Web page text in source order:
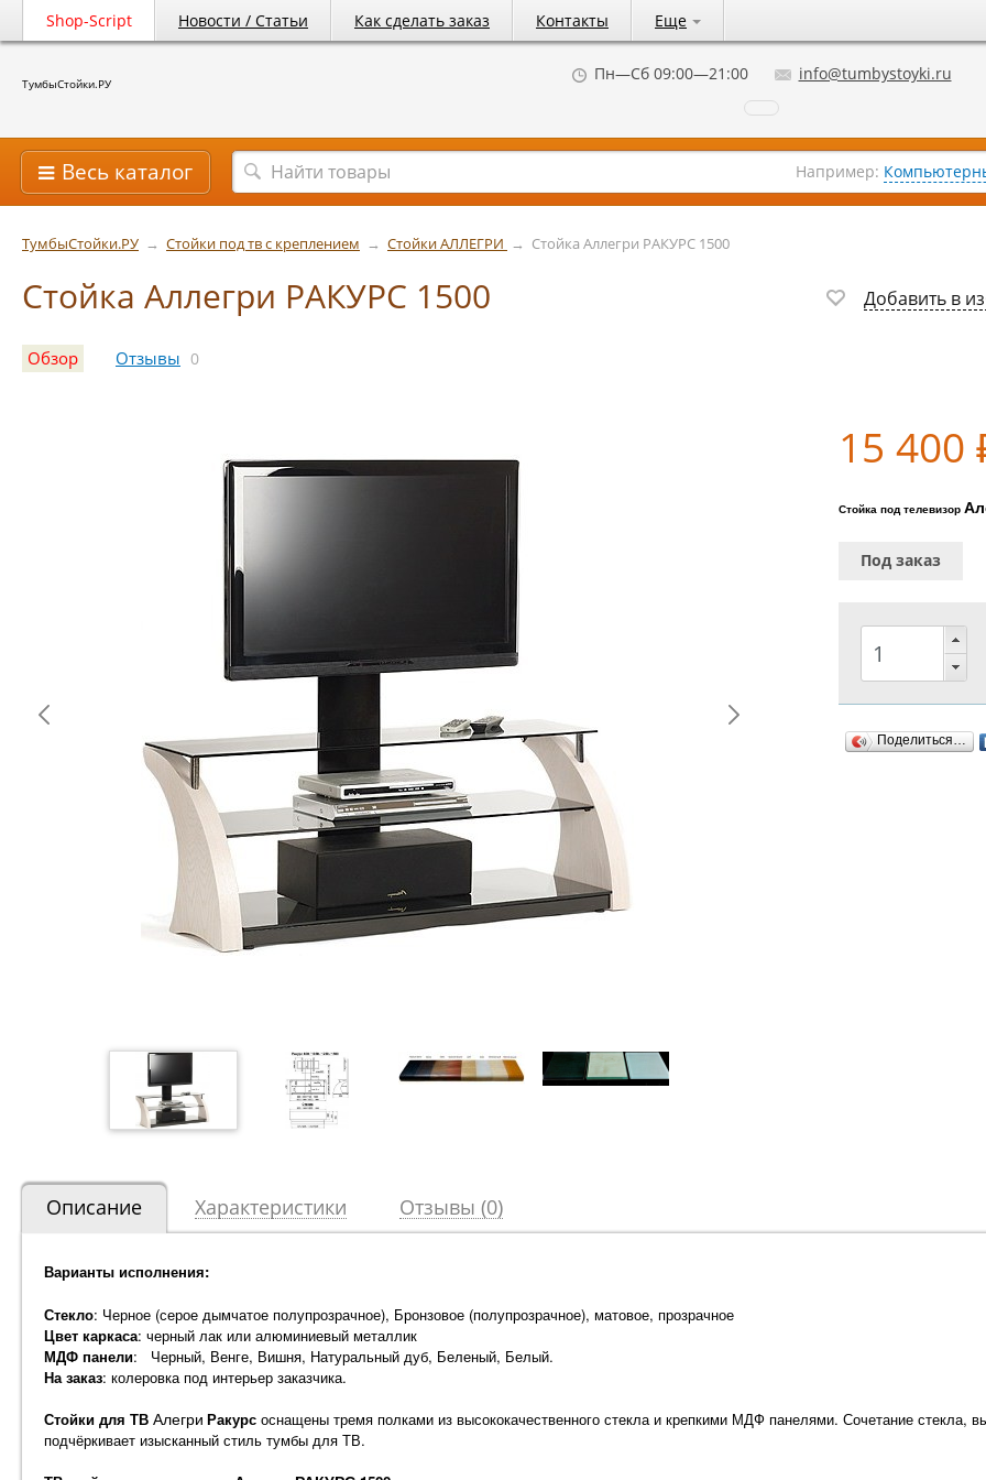
Shop-Script Новости / Статьи Как сделать заказ Контакты Еще
ТумбыСтойки.РУ Пн—Сб 09:00—21:00 info@tumbystoyki.ru
Весь каталог Например:
ТумбыСтойки.РУ → Стойки под тв с креплением → Стойки AЛЛЕГРИ → Стойка Аллегри РАКУРС 1500
Стойка Аллегри РАКУРС 1500 Добавить в
Обзор Отзывы 0
15 400
Стойка под телевизор
Под заказ
Поделиться…
Описание Характеристики Отзывы (0)
Варианты исполнения:
Стекло: Черное (серое дымчатое полупрозрачное), Бронзовое (полупрозрачное), матовое, прозрачное
Цвет каркаса: черный лак или алюминиевый металлик
МДФ панели: Черный, Венге, Вишня, Натуральный дуб, Беленый, Белый.
На заказ: колеровка под интерьер заказчика.
Стойки для ТВ Алегри Ракурс оснащены тремя полками из высококачественного стекла и крепкими МДФ панелями. Сочетание стекла,
подчёркивает изысканный стиль тумбы для ТВ.